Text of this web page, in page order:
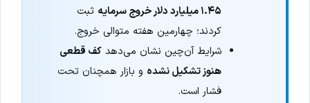
۱.۴۵ میلیارد دلار خروج سرمایه
ثبت
کردند؛ چهارمین هفته متوالی خروج.
شرایط آن‌چین نشان می‌دهدکف قطعی
هنوز تشکیل نشده و بازار همچنان تحت
فشار است.